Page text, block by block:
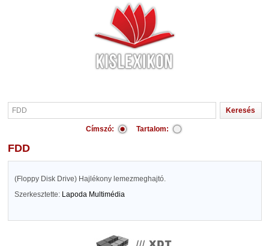
Címszó: Tartalom:
FDD
(Floppy Disk Drive) Hajlékony lemezmeghajtó.
Szerkesztette: Lapoda Multimédia